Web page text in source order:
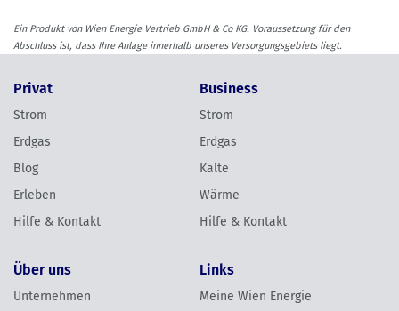
Ein Produkt von Wien Energie Vertrieb GmbH & Co KG. Voraussetzung für den
Abschluss ist, dass Ihre Anlage innerhalb unseres Versorgungsgebiets liegt.
Privat
Strom
Erdgas
Blog
Erleben
Hilfe & Kontakt
Business
Strom
Erdgas
Kälte
Wärme
Hilfe & Kontakt
Über uns
Unternehmen
Links
Meine Wien Energie